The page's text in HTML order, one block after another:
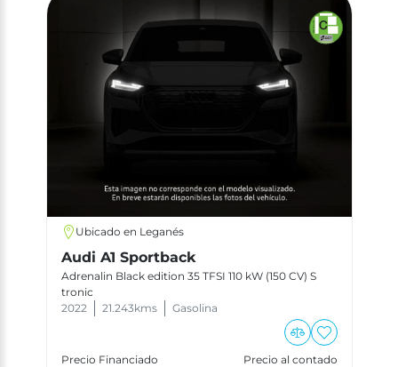
Ubicado en Leganés
Audi A1 Sportback
Adrenalin Black edition 35 TFSI 110 kW (150 CV) S
tronic
2022
21.243kms Gasolina
Precio Financiado Precio al contado